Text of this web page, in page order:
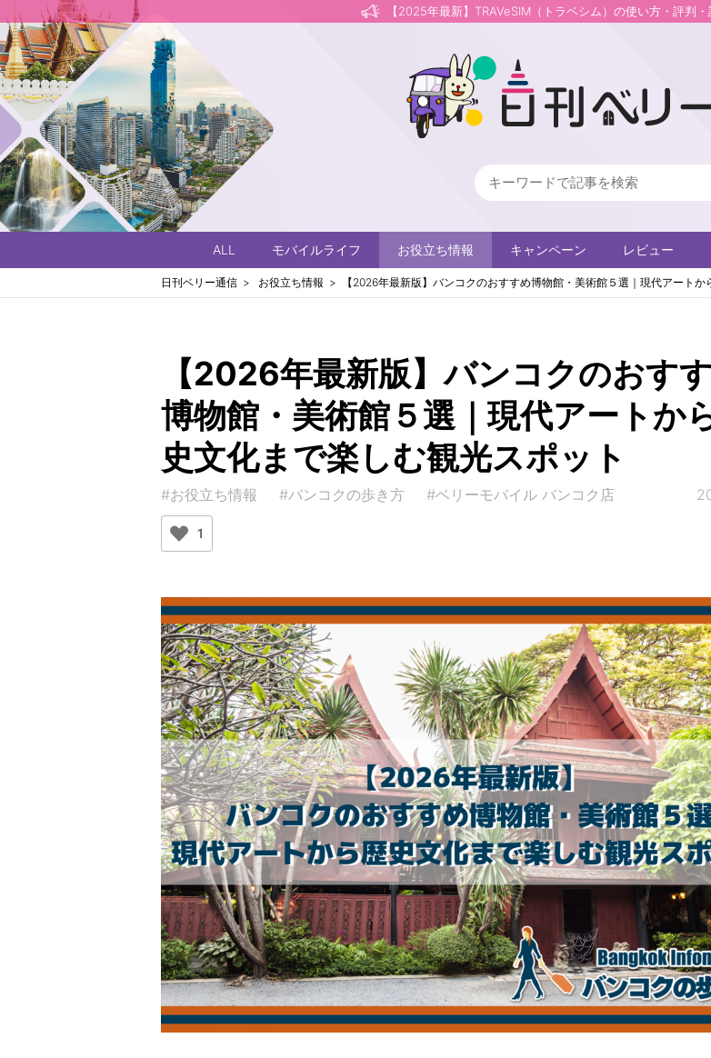
【2025年最新】TRAVeSIM（トラベシム）の使い方・評判
ALL モバイルライフ お役立ち情報 キャンペーン レビュー
日刊ベリー通信 お役立ち情報 【2026年最新版】バンコクのおすすめ博物館・美術館５選｜現代アート
【2026年最新版】バンコクのおす
博物館・美術館５選｜現代アートか
史文化まで楽しむ観光スポット
#お役立ち情報 #バンコクの歩き方 #ベリーモバイル バンコク店
1